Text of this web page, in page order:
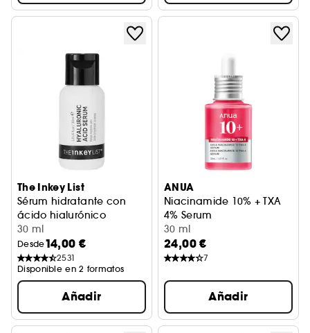
The Inkey List
Sérum hidratante con
ácido hialurónico
30 ml
Desde14,00 €
2531
Disponible en 2 formatos
Añadir
ANUA
Niacinamide 10% + TXA
4% Serum
Sérum facial iluminador y
30 ml
24,00 €
7
Añadir